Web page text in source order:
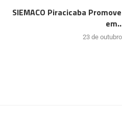
SIEMACO Piracicaba
23 de